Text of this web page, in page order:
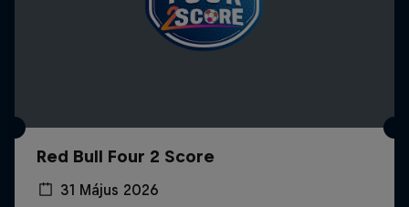
Red Bull Four 2 Score
31 Május 2026